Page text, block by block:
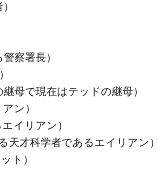
察署長）
継母で現在はテッドの継母）
ン）
イリアン）
天才科学者であるエイリアン
ト）